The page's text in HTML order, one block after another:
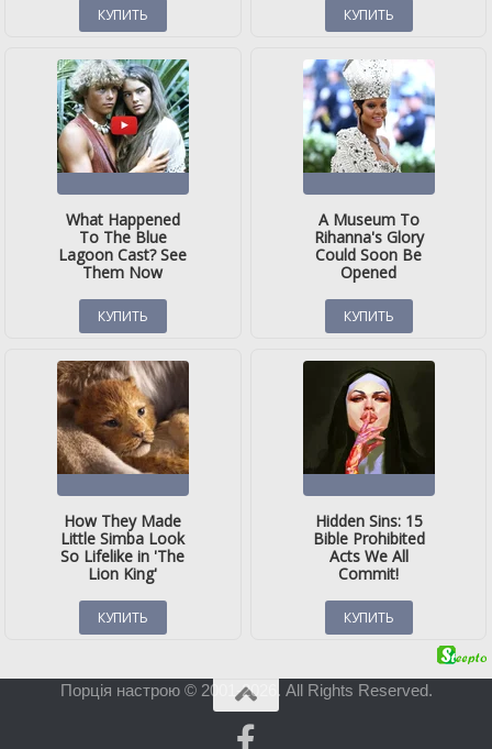
Порція настрою © 2001-2026. All Rights Reserved.